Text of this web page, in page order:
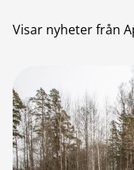
Visar nyheter från